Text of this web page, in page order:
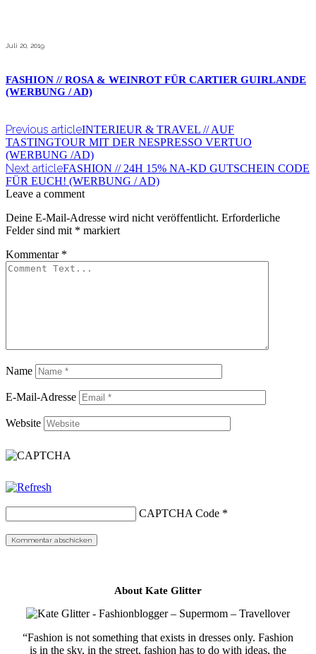
Juli 20, 2019
FASHION // ROSA & WEINROT FÜR CARTIER GUIRLANDE
(WERBUNG / AD)
Previous articleINTERIEUR & TRAVEL // AUF
TASTINGTOUR MIT DER NESPRESSO VERTUO
(WERBUNG /AD)
Next articleFASHION // 24H 15% NA-KD GUTSCHEIN CODE
FÜR EUCH! (WERBUNG / AD)
Leave a comment
Deine E-Mail-Adresse wird nicht veröffentlicht. Erforderliche
Felder sind mit * markiert
Kommentar *
Name
E-Mail-Adresse
Website
CAPTCHA Code *
About Kate Glitter
“Fashion is not something that exists in dresses only. Fashion
is in the sky, in the street, fashion has to do with ideas, the